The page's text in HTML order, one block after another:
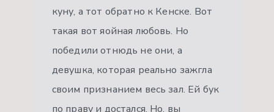
куну, а тот обратно к Кенске. Вот
такая вот яойная любовь. Но
победили отнюдь не они, а
девушка, которая реально зажгла
своим признанием весь зал. Ей бук
по праву и достался. Но, вы